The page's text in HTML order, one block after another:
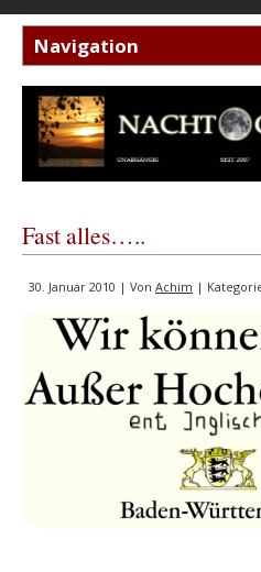
Fast alles…..
30. Januar 2010 | Von Achim |